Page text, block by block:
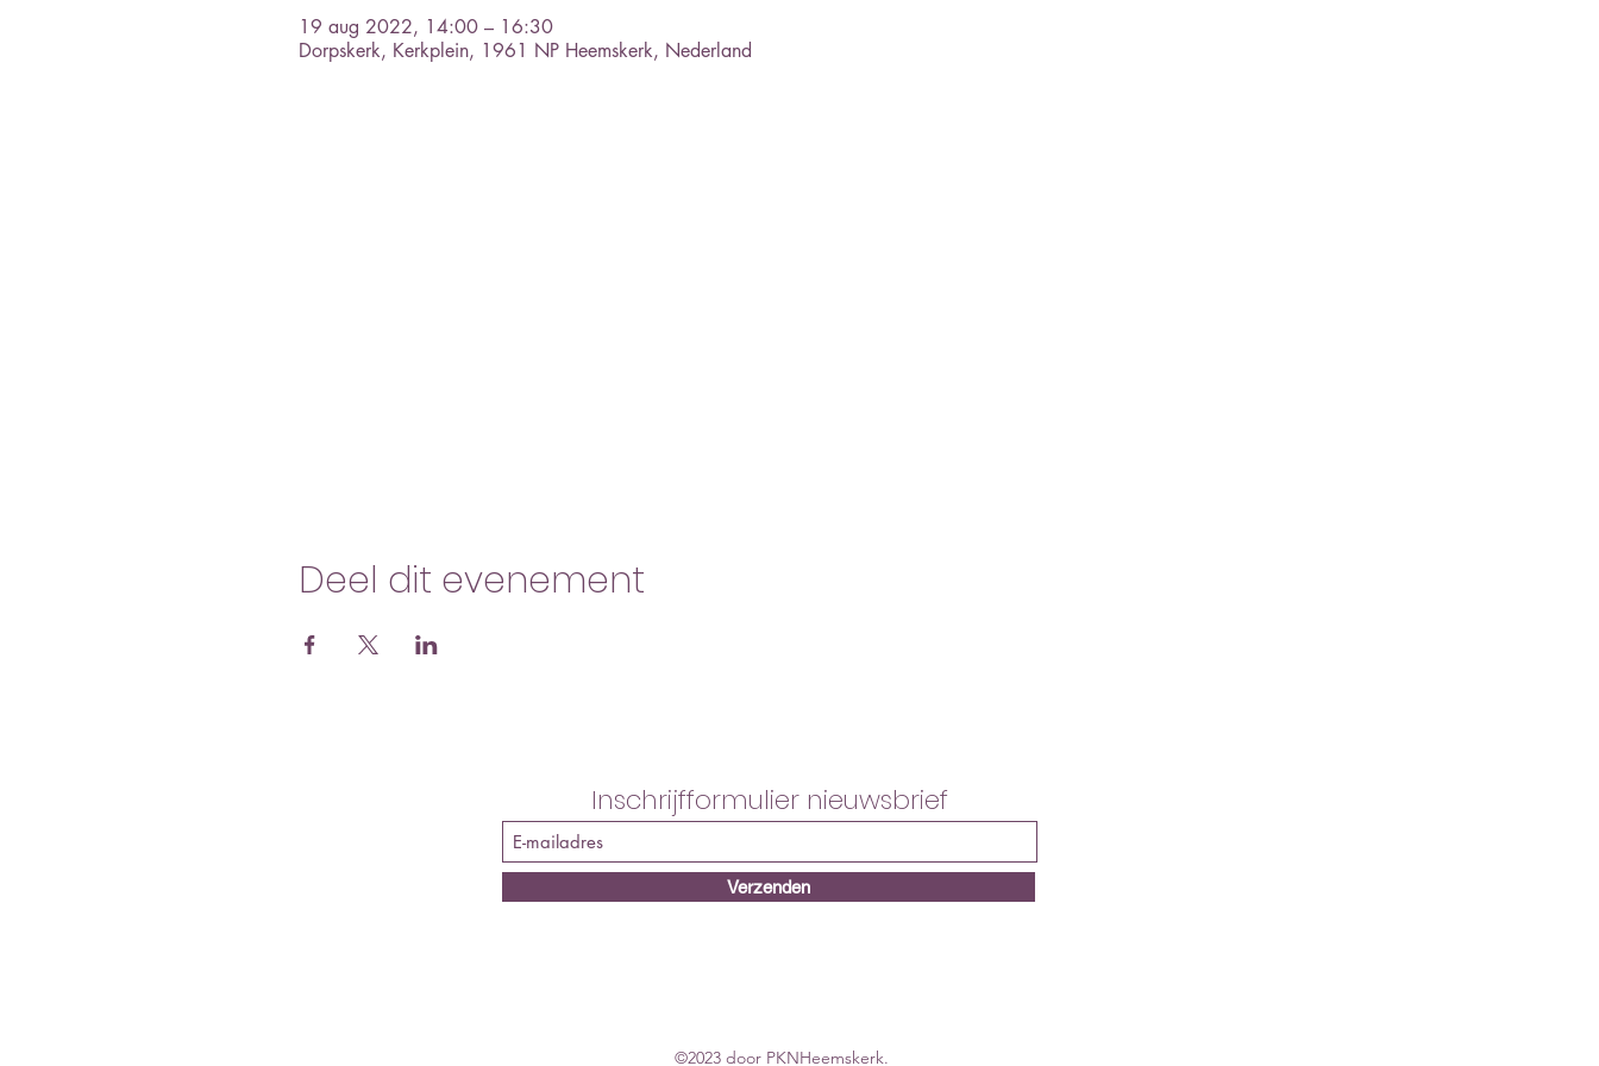
19 aug 2022, 14:00 – 16:30
Dorpskerk, Kerkplein, 1961 NP Heemskerk, Nederland
Deel dit evenement
Inschrijfformulier nieuwsbrief
Verzenden
©2023 door PKNHeemskerk.